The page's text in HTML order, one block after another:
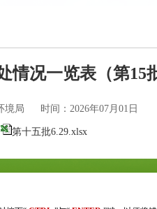
况一览表（第15
境局 时间：2026年07月01日
第十五批6.29.xlsx